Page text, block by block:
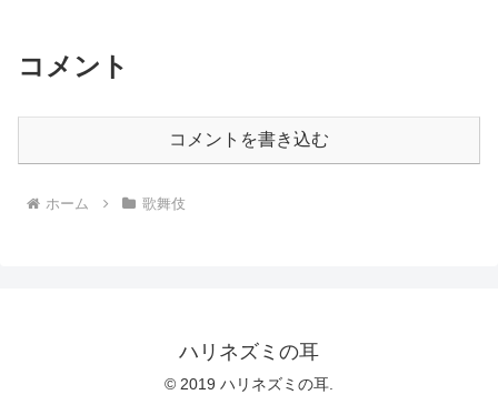
コメント
コメントを書き込む
ホーム 歌舞伎
ハリネズミの耳
© 2019 ハリネズミの耳.